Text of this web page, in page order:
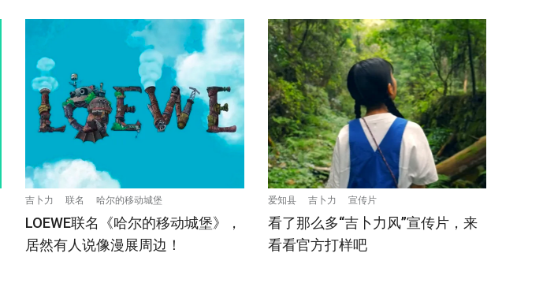
吉卜力 联名 哈尔的移动城堡
LOEWE联名《哈尔的移动城堡》，
居然有人说像漫展周边！
爱知县 吉卜力 宣传片
看了那么多“吉卜力风”宣传片，来
看看官方打样吧